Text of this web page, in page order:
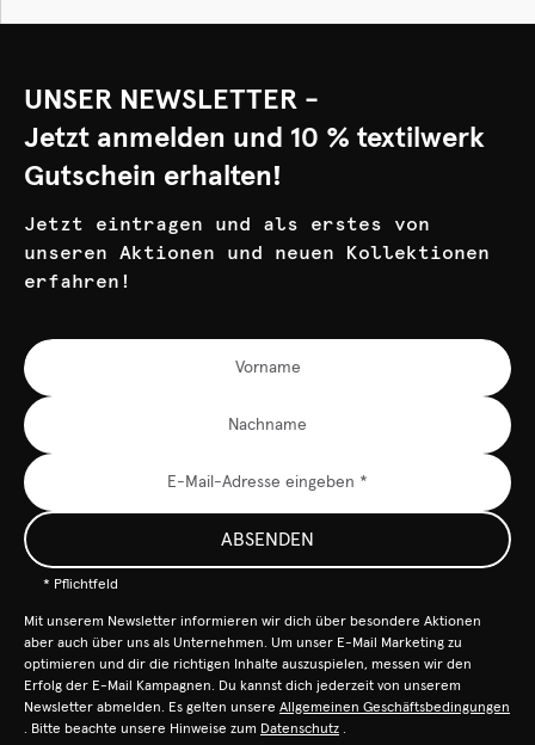
UNSER NEWSLETTER -
Jetzt anmelden und 10 % textilwerk
Gutschein erhalten!
Jetzt eintragen und als erstes von
unseren Aktionen und neuen Kollektionen
erfahren!
ABSENDEN
* Pflichtfeld
Mit unserem Newsletter informieren wir dich über besondere Aktionen
aber auch über uns als Unternehmen. Um unser E-Mail Marketing zu
optimieren und dir die richtigen Inhalte auszuspielen, messen wir den
Erfolg der E-Mail Kampagnen. Du kannst dich jederzeit von unserem
Newsletter abmelden. Es gelten unsere Allgemeinen Geschäftsbedingungen
. Bitte beachte unsere Hinweise zum Datenschutz .